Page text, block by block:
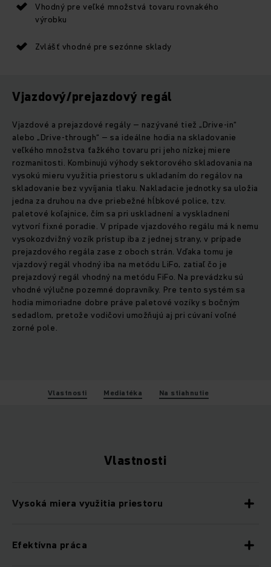
Vhodný pre veľké množstvá tovaru rovnakého
výrobku
Zvlášť vhodné pre sezónne sklady
Vjazdový/prejazdový regál
Vjazdové a prejazdové regály – nazývané tiež „Drive-in“
alebo „Drive-through“ – sa ideálne hodia na skladovanie
veľkého množstva ťažkého tovaru pri jeho nízkej miere
rozmanitosti. Kombinujú výhody sektorového skladovania na
vysokú mieru využitia priestoru s ukladaním do regálov na
skladovanie bez vyvíjania tlaku. Nakladacie jednotky sa uložia
jedna za druhou na dve priebežné hĺbkové police, tzv.
paletové koľajnice, čím sa pri uskladnení a vyskladnení
vytvorí fixné poradie. V prípade vjazdového regálu má k nemu
vysokozdvižný vozík prístup iba z jednej strany, v prípade
prejazdového regála zase z oboch strán. Vďaka tomu je
vjazdový regál vhodný iba na metódu LiFo, zatiaľ čo je
prejazdový regál vhodný na metódu FiFo. Na prevádzku sú
vhodné výlučne pozemné dopravníky. Pre tento systém sa
hodia mimoriadne dobre práve paletové vozíky s bočným
sedadlom, pretože vodičovi umožňujú aj pri cúvaní voľné
zorné pole.
Vlastnosti Mediatéka Na stiahnutie
Vlastnosti
Vysoká miera využitia priestoru
Efektívna práca